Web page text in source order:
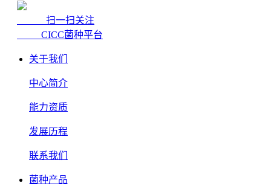
扫一扫关注
CICC菌种平台
关于我们
中心简介
能力资质
发展历程
联系我们
菌种产品